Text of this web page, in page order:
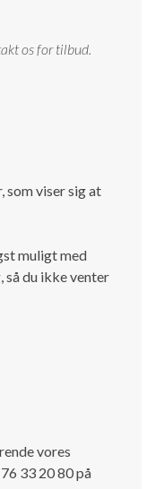
os for tilbud.
som viser sig at
muligt med
du ikke venter
vores
33 20 80 på